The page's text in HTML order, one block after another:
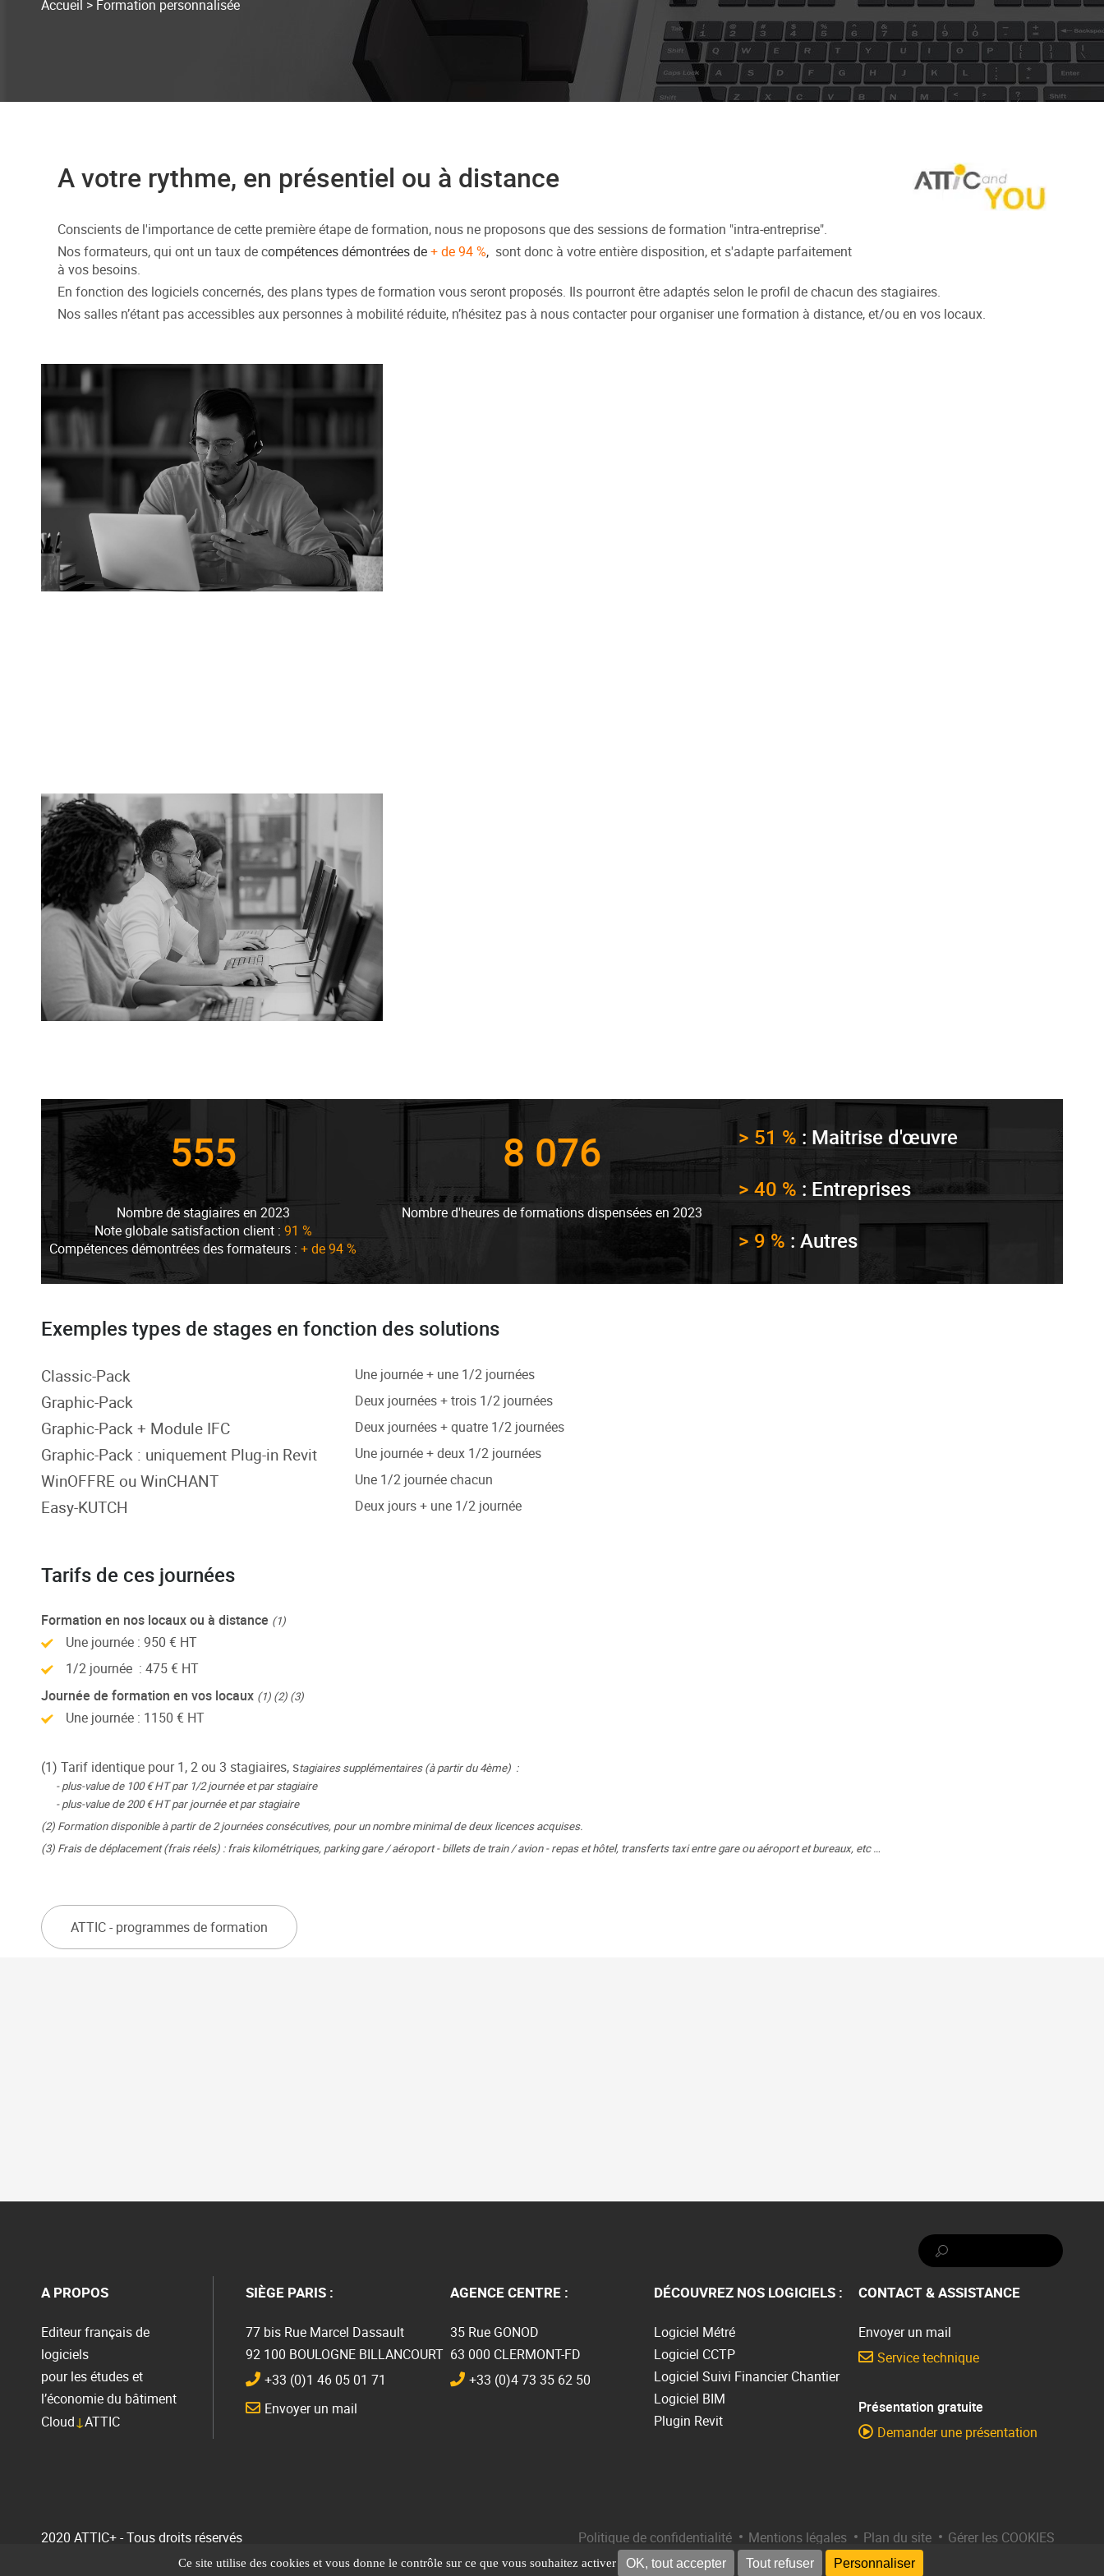
Ce site utilise des cookies et vous donne le contrôle sur ce que vous souhaitez activer OK, tout accepter Tout refuser Personnaliser
Accueil > Formation personnalisée
A votre rythme, en présentiel ou à distance
Conscients de l'importance de cette première étape de formation, nous ne proposons que des sessions de formation "intra-entreprise".
Nos formateurs, qui ont un taux de compétences démontrées de+ de 94 %, sont donc à votre entière disposition, et s'adapte parfaitement
à vos besoins.
En fonction des logiciels concernés, des plans types de formation vous seront proposés. Ils pourront être adaptés selon le profil de chacun des stagiaires.
Nos salles n’étant pas accessibles aux personnes à mobilité réduite, n’hésitez pas à nous contacter pour organiser une formation à distance, et/ou en vos locaux.
555
Nombre de stagiaires en 2023
Note globale satisfaction client : 91 %
Compétences démontrées des formateurs :+ de 94 %
8 076
Nombre d'heures de formations dispensées en 2023
> 51 % : Maitrise d'œuvre
> 40 % : Entreprises
> 9 % : Autres
Exemples types de stages en fonction des solutions
Classic-Pack Une journée + une 1/2 journées
Graphic-Pack Deux journées + trois 1/2 journées
Graphic-Pack + Module IFC Deux journées + quatre 1/2 journées
Graphic-Pack : uniquement Plug-in Revit Une journée + deux 1/2 journées
WinOFFRE ou WinCHANT Une 1/2 journée chacun
Easy-KUTCH Deux jours + une 1/2 journée
Tarifs de ces journées
Formation en nos locaux ou à distance (1)
Une journée : 950 € HT
1/2 journée : 475 € HT
Journée de formation en vos locaux (1) (2) (3)
Une journée : 1150 € HT
(1) Tarif identique pour 1, 2 ou 3 stagiaires, stagiaires supplémentaires (à partir du 4ème) :
- plus-value de 100 € HT par 1/2 journée et par stagiaire
- plus-value de 200 € HT par journée et par stagiaire
(2) Formation disponible à partir de 2 journées consécutives, pour un nombre minimal de deux licences acquises.
(3) Frais de déplacement (frais réels) : frais kilométriques, parking gare / aéroport - billets de train / avion - repas et hôtel, transferts taxi entre gare ou aéroport et bureaux, etc …
ATTIC - programmes de formation
Rechercher :
A PROPOS
Editeur français de
logiciels
pour les études et
l’économie du bâtiment
Cloud↓ATTIC
SIÈGE PARIS :
77 bis Rue Marcel Dassault
92 100 BOULOGNE BILLANCOURT
+33 (0)1 46 05 01 71
Envoyer un mail
AGENCE CENTRE :
35 Rue GONOD
63 000 CLERMONT-FD
+33 (0)4 73 35 62 50
DÉCOUVREZ NOS LOGICIELS :
Logiciel Métré
Logiciel CCTP
Logiciel Suivi Financier Chantier
Logiciel BIM
Plugin Revit
CONTACT & ASSISTANCE
Envoyer un mail
Service technique
Présentation gratuite
Demander une présentation
2020 ATTIC+ - Tous droits réservés Politique de confidentialité Mentions légales Plan du site Gérer les COOKIES